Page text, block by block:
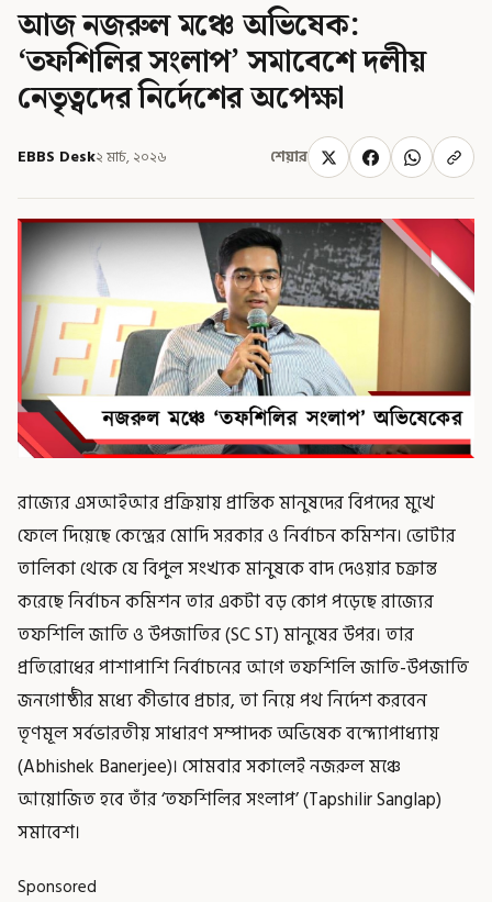
আজ নজরুল মঞ্চে অভিষেক:
‘তফশিলির সংলাপ’ সমাবেশে দলীয়
নেতৃত্বদের নির্দেশের অপেক্ষা
EBBS Desk২ মার্চ, ২০২৬ শেয়ার
রাজ্যের এসআইআর প্রক্রিয়ায় প্রান্তিক মানুষদের বিপদের মুখে
ফেলে দিয়েছে কেন্দ্রের মোদি সরকার ও নির্বাচন কমিশন। ভোটার
তালিকা থেকে যে বিপুল সংখ্যক মানুষকে বাদ দেওয়ার চক্রান্ত
করেছে নির্বাচন কমিশন তার একটা বড় কোপ পড়েছে রাজ্যের
তফশিলি জাতি ও উপজাতির (SC ST) মানুষের উপর। তার
প্রতিরোধের পাশাপাশি নির্বাচনের আগে তফশিলি জাতি-উপজাতি
জনগোষ্ঠীর মধ্যে কীভাবে প্রচার, তা নিয়ে পথ নির্দেশ করবেন
তৃণমূল সর্বভারতীয় সাধারণ সম্পাদক অভিষেক বন্দ্যোপাধ্যায়
(Abhishek Banerjee)। সোমবার সকালেই নজরুল মঞ্চে
আয়োজিত হবে তাঁর ‘তফশিলির সংলাপ’ (Tapshilir Sanglap)
সমাবেশ।
Sponsored